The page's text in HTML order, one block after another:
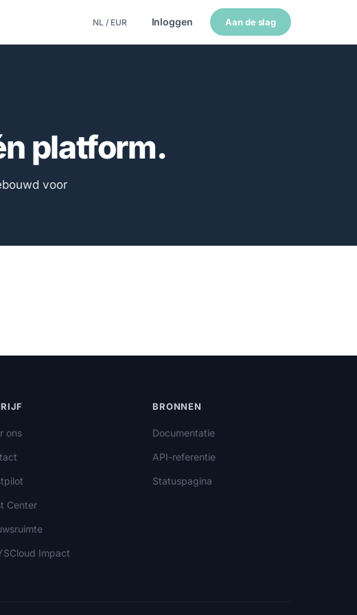
NL / EUR Inloggen Aan de slag
platform.
voor
ons
Center
Impact
BRONNEN
Documentatie
API-referentie
Statuspagina